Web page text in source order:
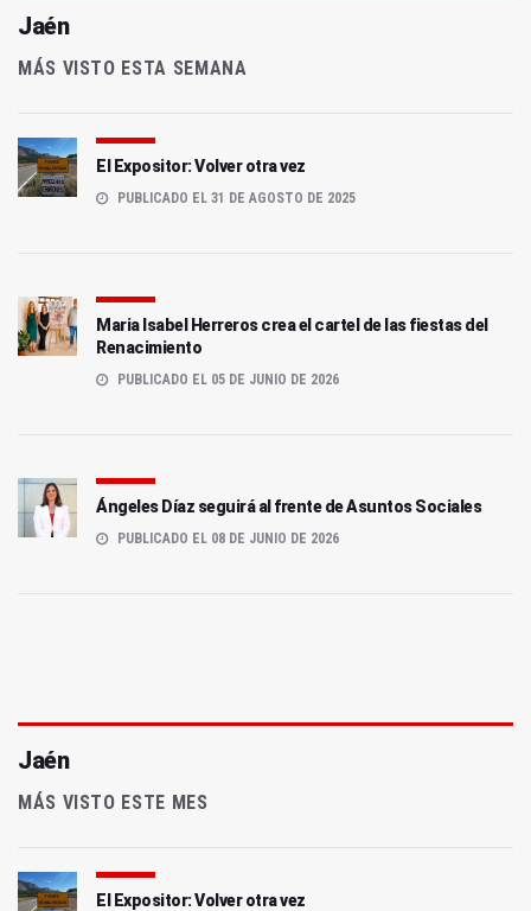
Jaén
MÁS VISTO ESTA SEMANA
El Expositor: Volver otra vez
PUBLICADO EL 31 DE AGOSTO DE 2025
Maria Isabel Herreros crea el cartel de las fiestas del
Renacimiento
PUBLICADO EL 05 DE JUNIO DE 2026
Ángeles Díaz seguirá al frente de Asuntos Sociales
PUBLICADO EL 08 DE JUNIO DE 2026
Jaén
MÁS VISTO ESTE MES
El Expositor: Volver otra vez